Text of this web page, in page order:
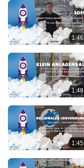
1:46
1:48
1:45